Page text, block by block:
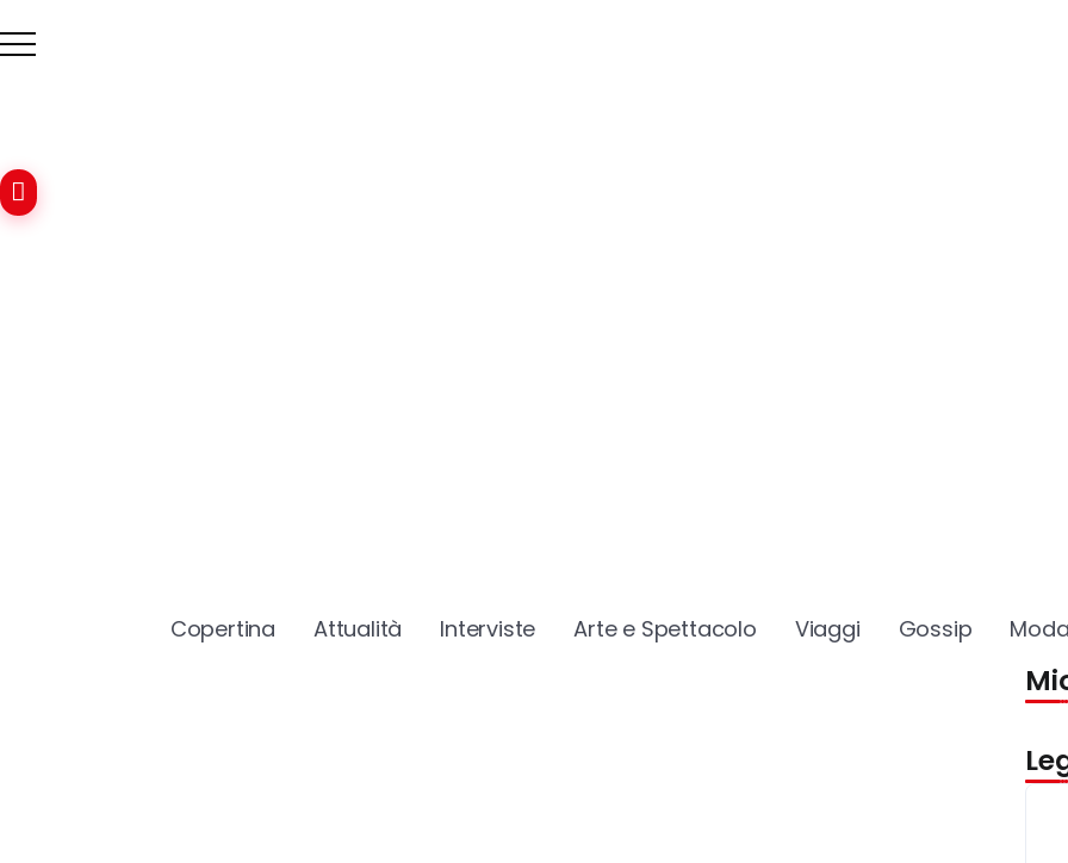
Copertina Attualità Interviste Arte e Spettacolo Viaggi Gossip